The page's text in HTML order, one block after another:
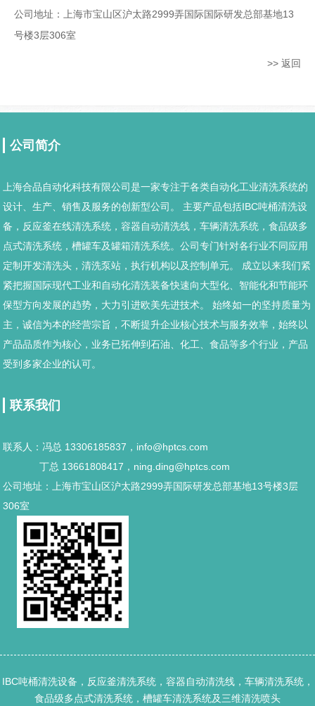
公司地址：上海市宝山区沪太路2999弄国际国际研发总部基地13
号楼3层306室
>> 返回
公司简介
上海合品自动化科技有限公司是一家专注于各类自动化工业清洗系统的
设计、生产、销售及服务的创新型公司。 主要产品包括IBC吨桶清洗设
备，反应釜在线清洗系统，容器自动清洗线，车辆清洗系统，食品级多
点式清洗系统，槽罐车及罐箱清洗系统。公司专门针对各行业不同应用
定制开发清洗头，清洗泵站，执行机构以及控制单元。 成立以来我们紧
紧把握国际现代工业和自动化清洗装备快速向大型化、智能化和节能环
保型方向发展的趋势，大力引进欧美先进技术。 始终如一的坚持质量为
主，诚信为本的经营宗旨，不断提升企业核心技术与服务效率，始终以
产品品质作为核心，业务已拓伸到石油、化工、食品等多个行业，产品
受到多家企业的认可。
联系我们
联系人：冯总 13306185837，info@hptcs.com
丁总 13661808417，ning.ding@hptcs.com
公司地址：上海市宝山区沪太路2999弄国际研发总部基地13号楼3层
306室
IBC吨桶清洗设备，反应釜清洗系统，容器自动清洗线，车辆清洗系统，
食品级多点式清洗系统，槽罐车清洗系统及三维清洗喷头